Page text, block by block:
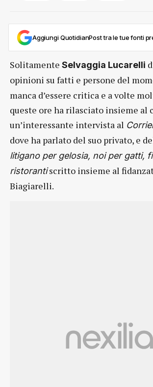
Aggiungi QuotidianPost tra le tue fonti
Solitamente Selvaggia Lucarelli
opinioni su fatti e persone del
manca d’essere critica e a volte
queste ore ha rilasciato insieme al
un’interessante intervista al
dove ha parlato del suo privato, e
litigano per gelosia, noi per gatti,
ristorantiscritto insieme al
Biagiarelli.